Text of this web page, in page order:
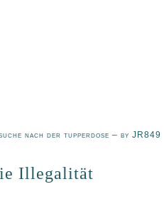
nach der tupperdose – by JR849
Illegalität